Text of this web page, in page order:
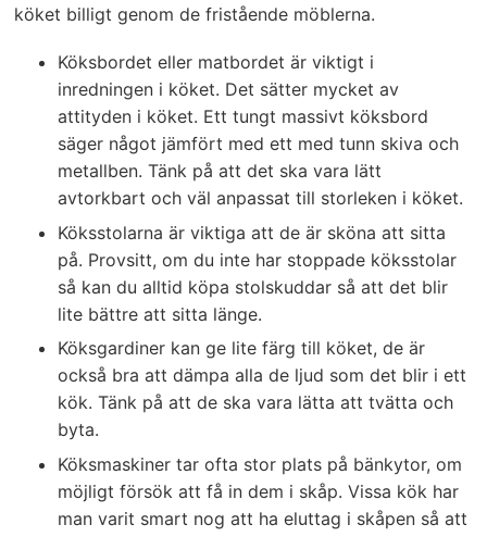
köket billigt genom de fristående möblerna.
Köksbordet eller matbordet är viktigt i
inredningen i köket. Det sätter mycket av
attityden i köket. Ett tungt massivt köksbord
säger något jämfört med ett med tunn skiva och
metallben. Tänk på att det ska vara lätt
avtorkbart och väl anpassat till storleken i köket.
Köksstolarna är viktiga att de är sköna att sitta
på. Provsitt, om du inte har stoppade köksstolar
så kan du alltid köpa stolskuddar så att det blir
lite bättre att sitta länge.
Köksgardiner kan ge lite färg till köket, de är
också bra att dämpa alla de ljud som det blir i ett
kök. Tänk på att de ska vara lätta att tvätta och
byta.
Köksmaskiner tar ofta stor plats på bänkytor, om
möjligt försök att få in dem i skåp. Vissa kök har
man varit smart nog att ha eluttag i skåpen så att